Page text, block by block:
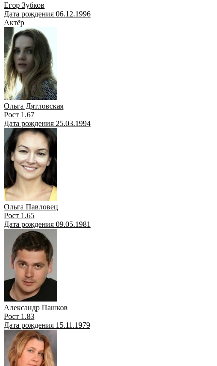
Егор Зубков
Дата рождения 06.12.1996
Актёр
Ольга Дятловская
Рост 1.67
Дата рождения 25.03.1994
Ольга Павловец
Рост 1.65
Дата рождения 09.05.1981
Александр Пашков
Рост 1.83
Дата рождения 15.11.1979